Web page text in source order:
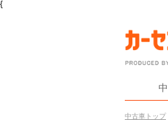
{
中古車トップ